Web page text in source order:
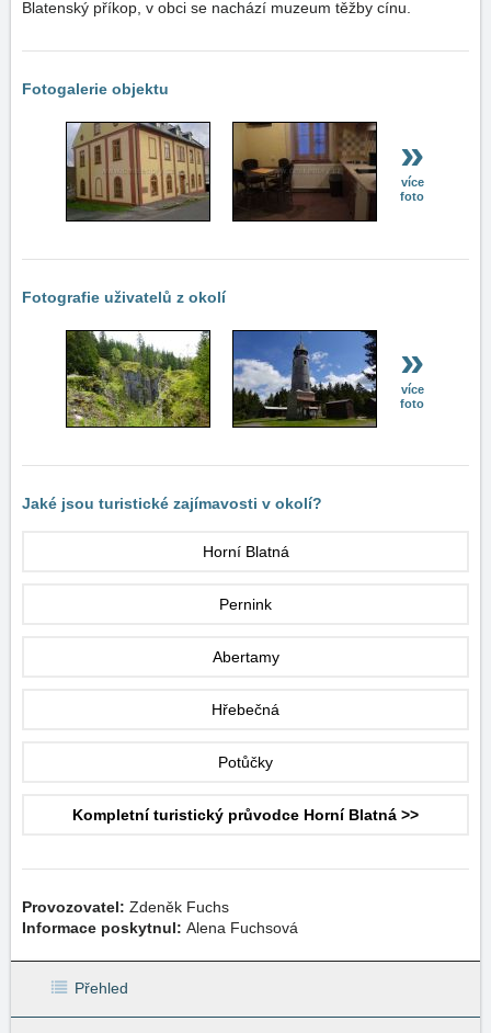
Blatenský příkop, v obci se nachází muzeum těžby cínu.
Fotogalerie objektu
»
více
foto
Fotografie uživatelů z okolí
»
více
foto
Jaké jsou turistické zajímavosti v okolí?
Horní Blatná
Pernink
Abertamy
Hřebečná
Potůčky
Kompletní turistický průvodce Horní Blatná >>
Provozovatel: Zdeněk Fuchs
Informace poskytnul: Alena Fuchsová
Přehled